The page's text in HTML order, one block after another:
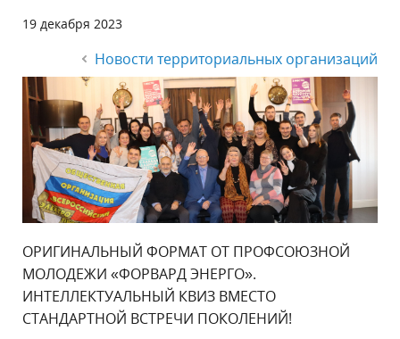
19 декабря 2023
Новости территориальных организаций
ОРИГИНАЛЬНЫЙ ФОРМАТ ОТ ПРОФСОЮЗНОЙ
МОЛОДЕЖИ «ФОРВАРД ЭНЕРГО».
ИНТЕЛЛЕКТУАЛЬНЫЙ КВИЗ ВМЕСТО
СТАНДАРТНОЙ ВСТРЕЧИ ПОКОЛЕНИЙ!